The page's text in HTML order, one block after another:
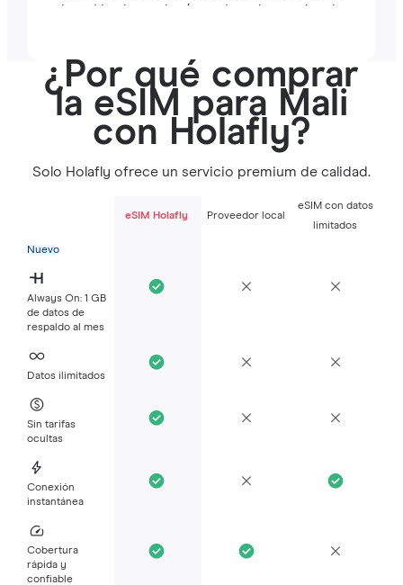
duración de tu plan (por ejemplo, un plan de
¿Por qué comprar
la eSIM para Mali
con Holafly?
Solo Holafly ofrece un servicio premium de calidad.
eSIM Holafly Proveedor local
eSIM con datos
limitados
Nuevo
Always On: 1 GB
de datos de
respaldo al mes
Datos ilimitados
Sin tarifas
ocultas
Conexión
instantánea
Cobertura
rápida y
confiable